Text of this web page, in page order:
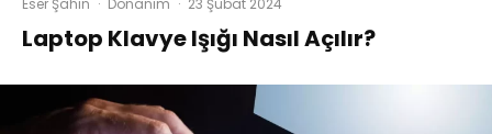
Eser Şahin · Donanım · 23 Şubat 2024
Laptop Klavye Işığı Nasıl Açılır?